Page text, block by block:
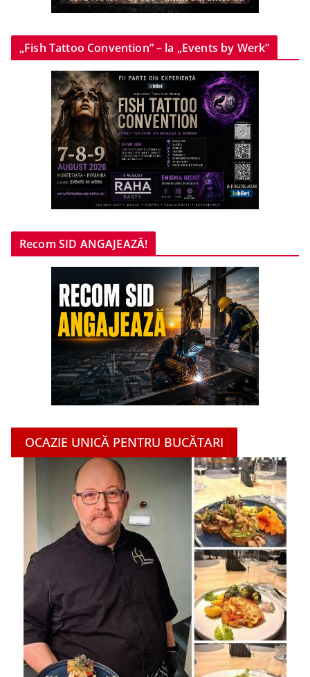
„Fish Tattoo Convention” – la „Events by Werk”
Recom SID ANGAJEAZĂ!
OCAZIE UNICĂ PENTRU BUCĂTARI